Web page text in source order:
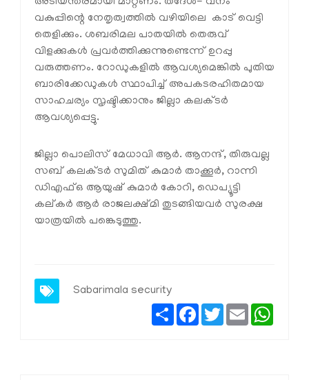
വകുപ്പിന്റെ നേതൃത്വത്തില്‍ വഴിയിലെ കാട് വെട്ടി
തെളിക്കും. ശബരിമല പാതയില്‍ തെരുവ്
വിളക്കുകള്‍ പ്രവര്‍ത്തിക്കുന്നുണ്ടെന്ന് ഉറപ്പു
വരുത്തണം. റോഡുകളില്‍ ആവശ്യമെങ്കില്‍ പുതിയ
ബാരിക്കേഡുകള്‍ സ്ഥാപിച്ച് അപകടരഹിതമായ
സാഹചര്യം സൃഷ്ടിക്കാനും ജില്ലാ കലക്ടര്‍
ആവശ്യപ്പെട്ടു.
ജില്ലാ പൊലിസ് മേധാവി ആര്‍. ആനന്ദ്, തിരുവല്ല
സബ് കലക്ടര്‍ സുമിത് കുമാര്‍ താക്കൂര്‍, റാന്നി
ഡിഎഫ്ഒ ആയുഷ് കുമാര്‍ കോറി, ഡെപ്യൂട്ടി
കല്കര്‍ ആര്‍ രാജലക്ഷ്മി തുടങ്ങിയവര്‍ സുരക്ഷ
യാത്രയില്‍ പങ്കെടുത്തു.
Sabarimala security
ShareFacebook
TwitterEmail